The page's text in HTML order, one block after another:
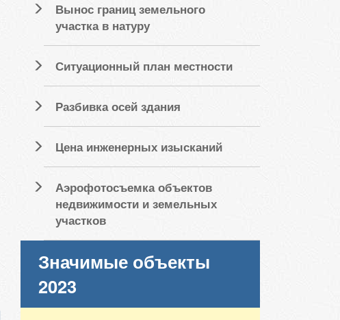
Вынос границ земельного
участка в натуру
Ситуационный план местности
Разбивка осей здания
Цена инженерных изысканий
Аэрофотосъемка объектов
недвижимости и земельных
участков
Значимые объекты
2023